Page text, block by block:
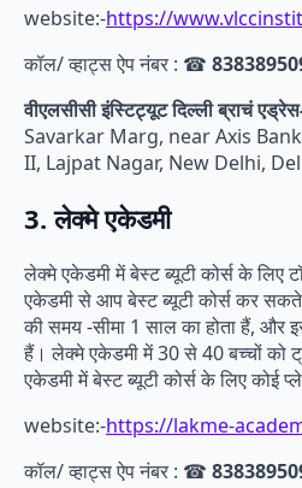
website:-https://
कॉल/ व्हाट्स ऐप नंबर : ☎
वीएलसीसी इंस्टिट्यूट दिल्ली ब्राचं
Savarkar Marg, near Axis
II, Lajpat Nagar, New Delhi,
3. लेक्मे एकेडमी
लेक्मे एकेडमी में बेस्ट ब्यूटी कोर्स के लिए
एकेडमी से आप बेस्ट ब्यूटी कोर्स कर
की समय -सीमा 1 साल का होता हैं, और
हैं। लेक्मे एकेडमी में 30 से 40 बच्चों को
एकेडमी में बेस्ट ब्यूटी कोर्स के लिए कोई
website:-https://lakme-
कॉल/ व्हाट्स ऐप नंबर : ☎